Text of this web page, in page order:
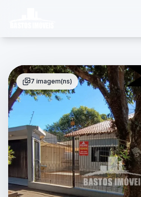
7 imagem(ns)